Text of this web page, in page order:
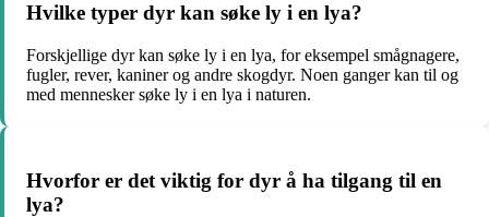
Hvilke typer dyr kan søke ly i en lya?
Forskjellige dyr kan søke ly i en lya, for eksempel smågnagere,
fugler, rever, kaniner og andre skogdyr. Noen ganger kan til og
med mennesker søke ly i en lya i naturen.
Hvorfor er det viktig for dyr å ha tilgang til en
lya?